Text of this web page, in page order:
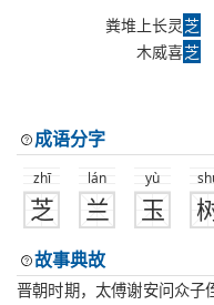
粪堆上长灵芝
木威喜芝
成语分字
zhī
芝
lán
兰
yù
玉
故事典故
晋朝时期，太傅谢安问众子